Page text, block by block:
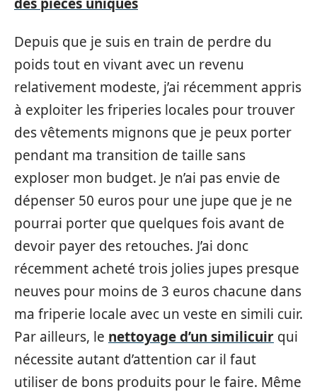
Depuis que je suis en train de perdre du
poids tout en vivant avec un revenu
relativement modeste, j’ai récemment appris
à exploiter les friperies locales pour trouver
des vêtements mignons que je peux porter
pendant ma transition de taille sans
exploser mon budget. Je n’ai pas envie de
dépenser 50 euros pour une jupe que je ne
pourrai porter que quelques fois avant de
devoir payer des retouches. J’ai donc
récemment acheté trois jolies jupes presque
neuves pour moins de 3 euros chacune dans
ma friperie locale avec un veste en simili cuir.
Par ailleurs, le nettoyage d’un similicuir qui
nécessite autant d’attention car il faut
utiliser de bons produits pour le faire. Même